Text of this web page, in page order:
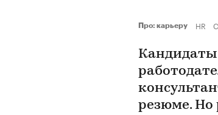
Про: карьеру HR
Кандидаты
резюме. Но